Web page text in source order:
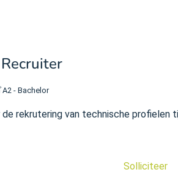
A2 - Bachelor
rekrutering van technische profielen
Solliciteer